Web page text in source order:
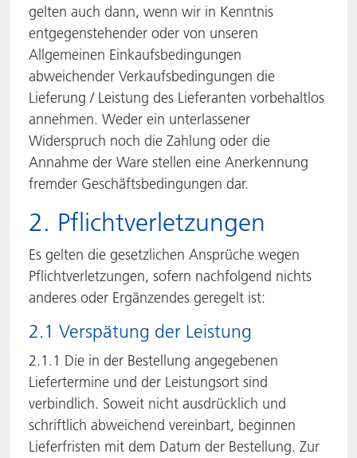
gelten auch dann, wenn wir in Kenntnis
entgegenstehender oder von unseren
Allgemeinen Einkaufsbedingungen
abweichender Verkaufsbedingungen die
Lieferung / Leistung des Lieferanten vorbehaltlos
annehmen. Weder ein unterlassener
Widerspruch noch die Zahlung oder die
Annahme der Ware stellen eine Anerkennung
fremder Geschäftsbedingungen dar.
2. Pflichtverletzungen
Es gelten die gesetzlichen Ansprüche wegen
Pflichtverletzungen, sofern nachfolgend nichts
anderes oder Ergänzendes geregelt ist:
2.1 Verspätung der Leistung
2.1.1 Die in der Bestellung angegebenen
Liefertermine und der Leistungsort sind
verbindlich. Soweit nicht ausdrücklich und
schriftlich abweichend vereinbart, beginnen
Lieferfristen mit dem Datum der Bestellung. Zur